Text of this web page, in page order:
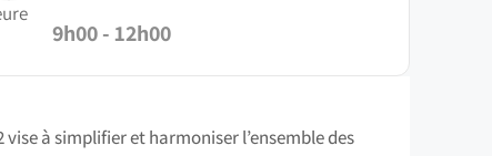
9h00 - 12h00
à simplifier et harmoniser l’ensemble des